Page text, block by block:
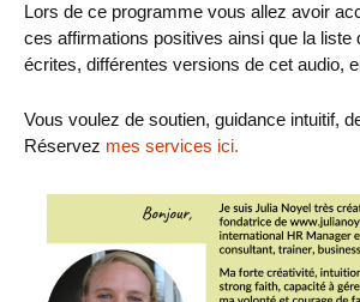
Lors de ce programme vous allez avoir
ces affirmations positives ainsi que la liste
écrites, différentes versions de cet audio,
Vous voulez de soutien, guidance intuitif,
Réservez mes services ici.